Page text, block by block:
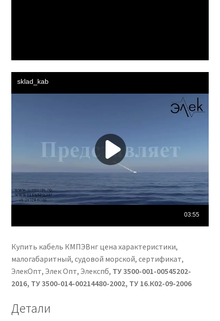
Купить кабель КМПЭВнг цена характеристики,
малогабаритный, судовой морской, сертификат,
ЭлекОпт, Элек Опт, Элекспб, ТУ 3500-001-00545202-
2016, ТУ 3500-014-00214480-2002, ТУ 16.К02-09-2006
Детали